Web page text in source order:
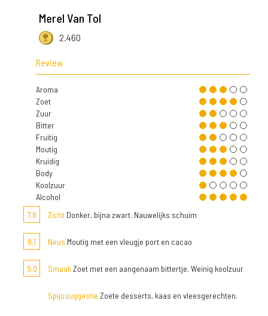
Merel Van Tol
2.460
Review
Aroma
Zoet
Zuur
Bitter
Fruitig
Moutig
Kruidig
Body
Koolzuur
Alcohol
7,8
Zicht Donker, bijna zwart. Nauwelijks schuim
8,1 Neus Moutig met een vleugje port en cacao
9,0 SmaakZoet met een aangenaam bittertje. Weinig koolzuur
Spijssuggestie Zoete desserts, kaas en vleesgerechten.